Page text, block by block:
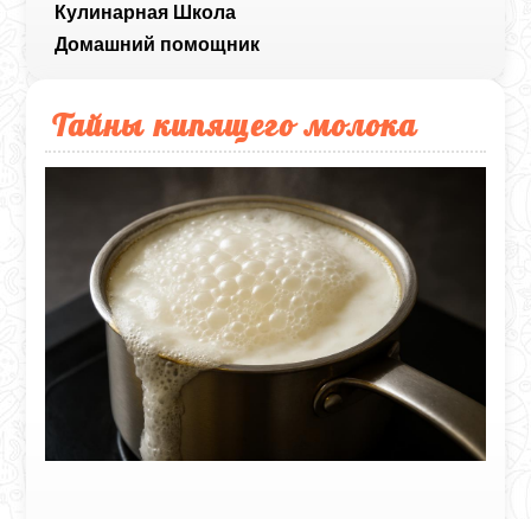
Кулинарная Школа
Домашний помощник
Тайны кипящего молока